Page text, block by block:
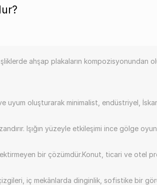
ahşap plakaların kompozisyonundan
uyum oluşturarak minimalist, endüstriyel,
Işığın yüzeyle etkileşimi ince gölge
bir çözümdür.Konut, ticari ve otel
iç mekânlarda dinginlik, sofistike bir